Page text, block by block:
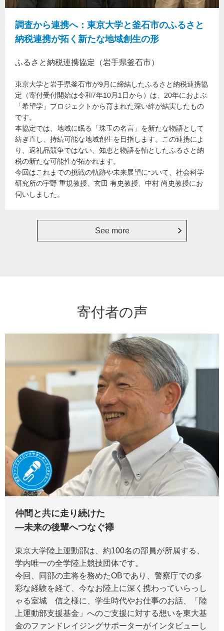
調査から連携へ：東京大学と釜石市のふるさと
納税連携が拓く新たな地域創生の形
ふるさと納税連携協定（岩手県釜石市）
東京大学と岩手県釜石市が9月に締結したふるさと納税連携協
定（寄付受付開始は令和7年10月1日から）は、20年におよぶ
「希望学」プロジェクトから育まれた深い絆が結実したもの
です。
本協定では、地域に眠る「珠玉の名言」を新たな物語として
紡ぎ直し、持続可能な地域創生を目指します。この連携によ
り、返礼品競争ではない、知恵と物語を軸としたふるさと納
税の新たな可能性が拓かれます。
今回はこれまでの挑戦の軌跡や未来展望について、社会科学
研究所の宇野 重規教授、玄田 有史教授、中村 尚史教授にお
伺いしました。
See more
寄付者の声
仲間と共に走り続けた
―未来の後輩へつなぐ襷
東京大学陸上運動部は、約100名の部員が所属する、
学内唯一の全学陸上競技団体です。
今回、同部の主将を務めたOBであり、警察庁での多
彩な経験を経て、今なお陸上に深く携わっていらっし
ゃる室城 信之様に、学生時代やお仕事のお話、「陸
上運動部支援基金」へのご支援に対する想いを東大基
金のファンドレイジングサポーターがインタビューし